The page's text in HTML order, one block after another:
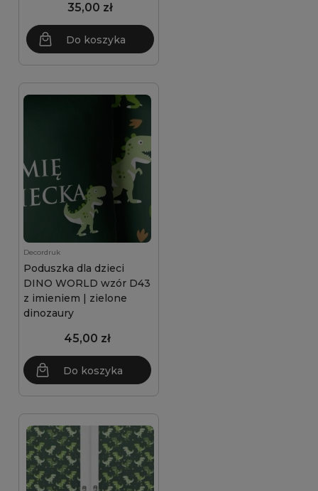
35,00 zł
Do koszyka
Decordruk
Poduszka dla dzieci
DINO WORLD wzór D43
z imieniem | zielone
dinozaury
45,00 zł
Do koszyka